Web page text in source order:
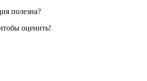
полезна?
оценить!